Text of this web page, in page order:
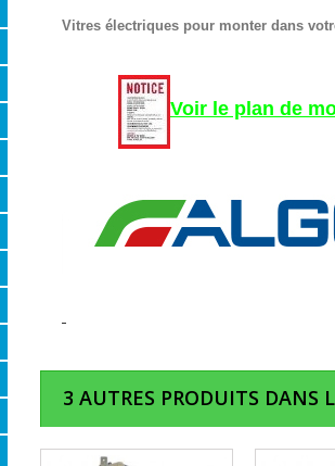
Vitres électriques pour monter dans
Voir le plan de
3 AUTRES PRODUITS DANS